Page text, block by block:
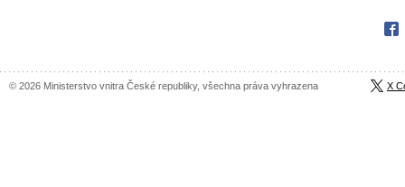
© 2026 Ministerstvo vnitra České republiky, všechna práva vyhrazena X